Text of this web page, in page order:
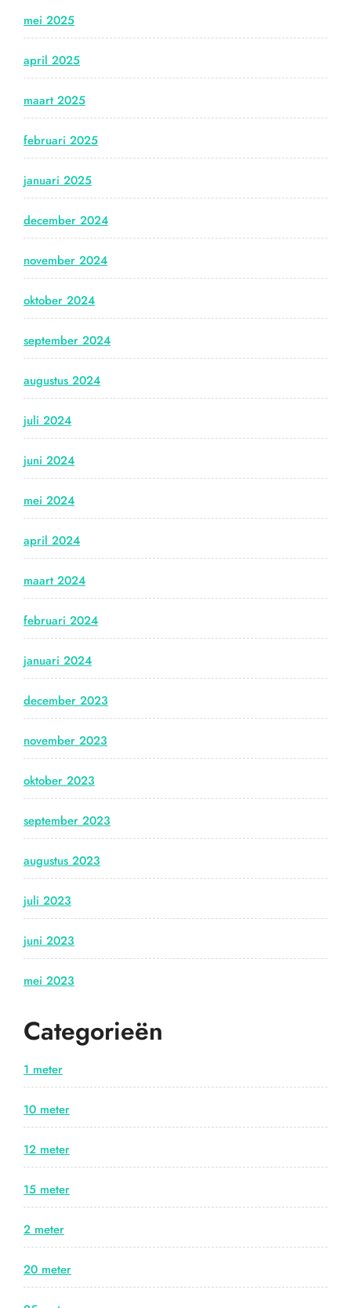
mei 2025
april 2025
maart 2025
februari 2025
januari 2025
december 2024
november 2024
oktober 2024
september 2024
augustus 2024
juli 2024
juni 2024
mei 2024
april 2024
maart 2024
februari 2024
januari 2024
december 2023
november 2023
oktober 2023
september 2023
augustus 2023
juli 2023
juni 2023
mei 2023
Categorieën
1 meter
10 meter
12 meter
15 meter
2 meter
20 meter